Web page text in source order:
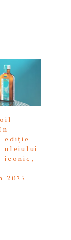
ediție
uleiului
iconic,
2025